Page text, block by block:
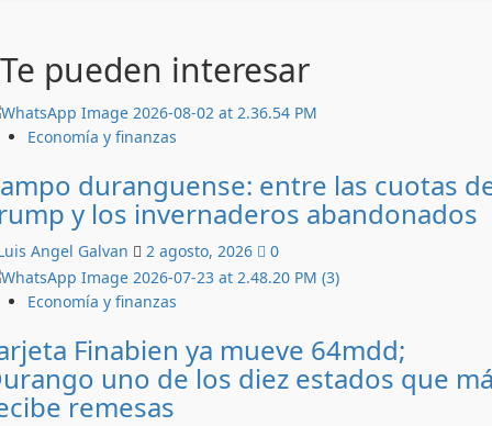
Te pueden interesar
Economía y finanzas
duranguense: entre las cuotas
y los invernaderos abandonados
Angel Galvan 2 agosto, 2026 0
Economía y finanzas
Finabien ya mueve 64mdd;
uno de los diez estados que
remesas